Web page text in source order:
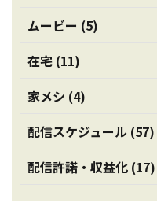
ムービー (5)
在宅 (11)
家メシ (4)
配信スケジュール (57)
配信許諾・収益化 (17)